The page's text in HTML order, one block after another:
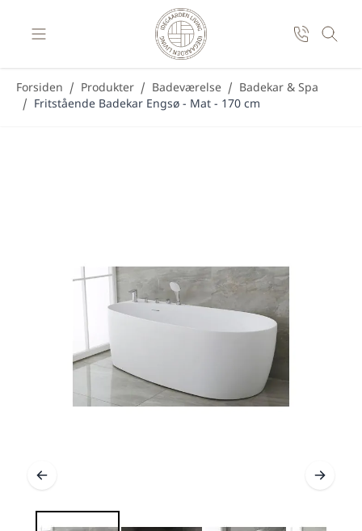
Forsiden / Produkter / Badeværelse / Badekar & Spa
/ Fritstående Badekar Engsø - Mat - 170 cm